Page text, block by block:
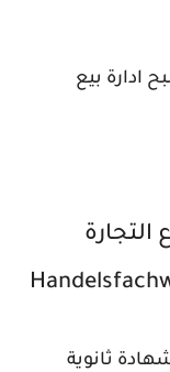
ادارة بيع
التجارة
ثانوية